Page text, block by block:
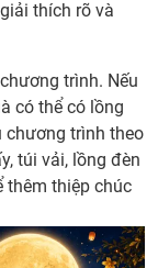
thích rõ và
trình. Nếu
có thể có lồng
chương trình theo
túi vải, lồng đèn
thêm thiệp chúc